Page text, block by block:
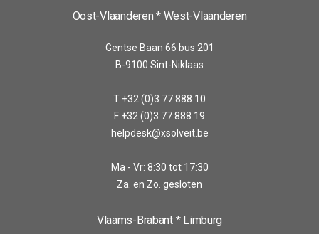
Oost-Vlaanderen * West-Vlaanderen
Gentse Baan 66 bus 201
B-9100 Sint-Niklaas
T +32 (0)3 77 888 10
F +32 (0)3 77 888 19
helpdesk@xsolveit.be
Ma - Vr: 8:30 tot 17:30
Za. en Zo. gesloten
Vlaams-Brabant * Limburg